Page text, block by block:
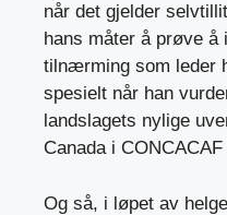
når det gjelder
hans måter å prøve å
tilnærming som leder
spesielt når han
landslagets nylige
Canada i
Og så, i løpet av